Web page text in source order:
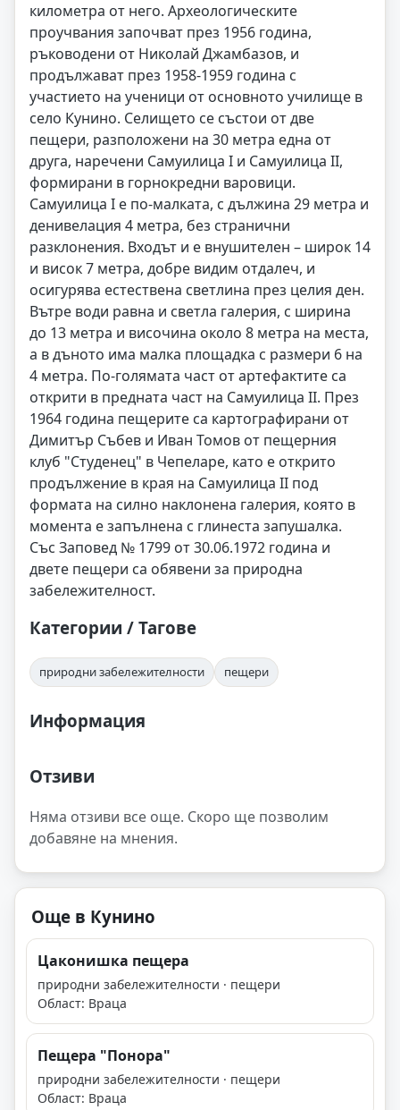
километра от него. Археологическите
проучвания започват през 1956 година,
ръководени от Николай Джамбазов, и
продължават през 1958-1959 година с
участието на ученици от основното училище в
село Кунино. Селището се състои от две
пещери, разположени на 30 метра една от
друга, наречени Самуилица I и Самуилица II,
формирани в горнокредни варовици.
Самуилица I е по-малката, с дължина 29 метра и
денивелация 4 метра, без странични
разклонения. Входът и е внушителен – широк 14
и висок 7 метра, добре видим отдалеч, и
осигурява естествена светлина през целия ден.
Вътре води равна и светла галерия, с ширина
до 13 метра и височина около 8 метра на места,
а в дъното има малка площадка с размери 6 на
4 метра. По-голямата част от артефактите са
открити в предната част на Самуилица II. През
1964 година пещерите са картографирани от
Димитър Събев и Иван Томов от пещерния
клуб "Студенец" в Чепеларе, като е открито
продължение в края на Самуилица II под
формата на силно наклонена галерия, която в
момента е запълнена с глинеста запушалка.
Със Заповед № 1799 от 30.06.1972 година и
двете пещери са обявени за природна
забележителност.
Категории / Тагове
природни забележителности пещери
Информация
Отзиви
Няма отзиви все още. Скоро ще позволим
добавяне на мнения.
Още в Кунино
Цаконишка пещера
природни забележителности · пещери
Област: Враца
Пещера "Понора"
природни забележителности · пещери
Област: Враца